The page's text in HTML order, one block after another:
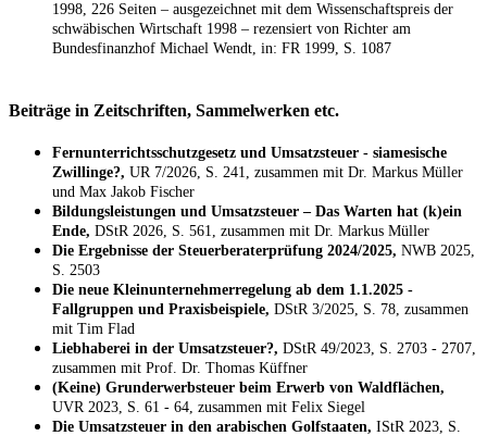
1998, 226 Seiten – ausgezeichnet mit dem Wissenschaftspreis der
schwäbischen Wirtschaft 1998 – rezensiert von Richter am
Bundesfinanzhof Michael Wendt, in: FR 1999, S. 1087
Beiträge in Zeitschriften, Sammelwerken etc.
Fernunterrichtsschutzgesetz und Umsatzsteuer - siamesische
Zwillinge?, UR 7/2026, S. 241, zusammen mit Dr. Markus Müller
und Max Jakob Fischer
Bildungsleistungen und Umsatzsteuer – Das Warten hat (k)ein
Ende, DStR 2026, S. 561, zusammen mit Dr. Markus Müller
Die Ergebnisse der Steuerberaterprüfung 2024/2025, NWB 2025,
S. 2503
Die neue Kleinunternehmerregelung ab dem 1.1.2025 -
Fallgruppen und Praxisbeispiele, DStR 3/2025, S. 78, zusammen
mit Tim Flad
Liebhaberei in der Umsatzsteuer?, DStR 49/2023, S. 2703 - 2707,
zusammen mit Prof. Dr. Thomas Küffner
(Keine) Grunderwerbsteuer beim Erwerb von Waldflächen,
UVR 2023, S. 61 - 64, zusammen mit Felix Siegel
Die Umsatzsteuer in den arabischen Golfstaaten, IStR 2023, S.